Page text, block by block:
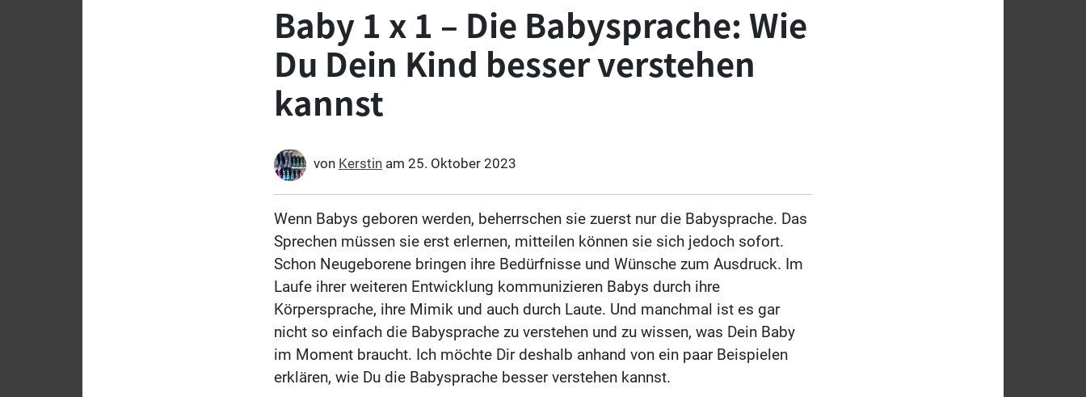
Baby 1 x 1 – Die Babysprache: Wie
Du Dein Kind besser verstehen
kannst
von Kerstinam 25. Oktober 2023
Wenn Babys geboren werden, beherrschen sie zuerst nur die Babysprache. Das
Sprechen müssen sie erst erlernen, mitteilen können sie sich jedoch sofort.
Schon Neugeborene bringen ihre Bedürfnisse und Wünsche zum Ausdruck. Im
Laufe ihrer weiteren Entwicklung kommunizieren Babys durch ihre
Körpersprache, ihre Mimik und auch durch Laute. Und manchmal ist es gar
nicht so einfach die Babysprache zu verstehen und zu wissen, was Dein Baby
im Moment braucht. Ich möchte Dir deshalb anhand von ein paar Beispielen
erklären, wie Du die Babysprache besser verstehen kannst.